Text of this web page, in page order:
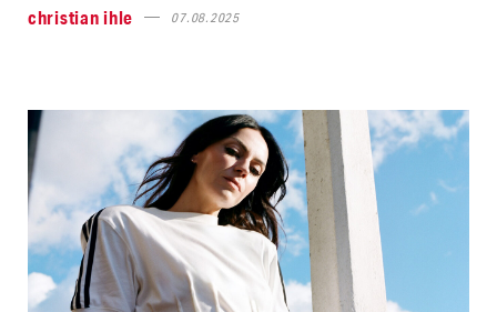
christian ihle
07.08.2025